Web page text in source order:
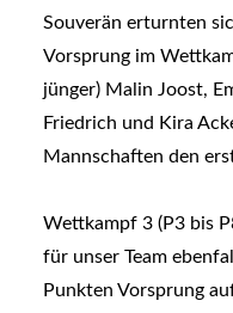
Souverän erturnten
Vorsprung im
jünger) Malin Joost,
Friedrich und Kira
Mannschaften den
Wettkampf 3 (P3 bis
für unser Team
Punkten Vorsprung